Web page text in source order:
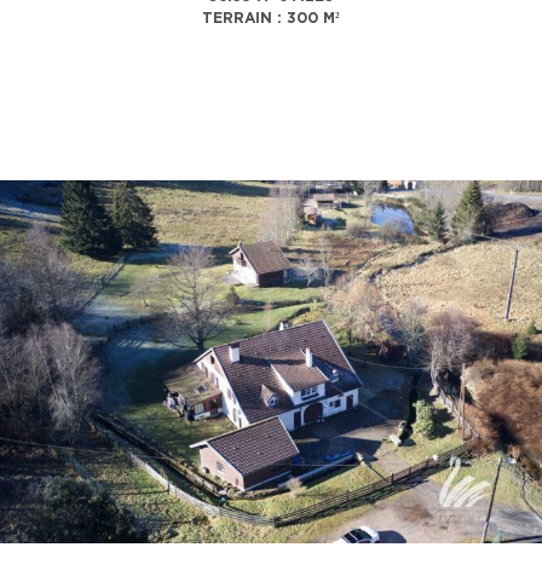
TERRAIN : 300 M²